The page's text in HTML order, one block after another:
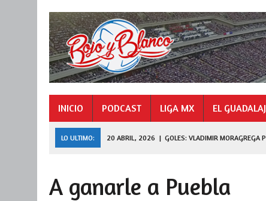
INICIO PODCAST LIGA MX EL
LO ULTIMO: 20 ABRIL, 2026 | GOLES: VLADIMIR MORAGREGA
DE FERRAN A LEAGUES CUP
A ganarle a Puebla